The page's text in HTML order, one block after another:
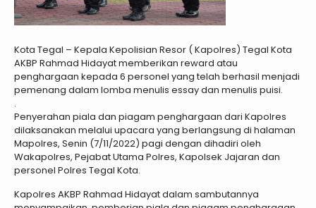
Kota Tegal – Kepala Kepolisian Resor ( Kapolres) Tegal Kota
AKBP Rahmad Hidayat memberikan reward atau
penghargaan kepada 6 personel yang telah berhasil menjadi
pemenang dalam lomba menulis essay dan menulis puisi.
.
Penyerahan piala dan piagam penghargaan dari Kapolres
dilaksanakan melalui upacara yang berlangsung di halaman
Mapolres, Senin (7/11/2022) pagi dengan dihadiri oleh
Wakapolres, Pejabat Utama Polres, Kapolsek Jajaran dan
personel Polres Tegal Kota.
Kapolres AKBP Rahmad Hidayat dalam sambutannya